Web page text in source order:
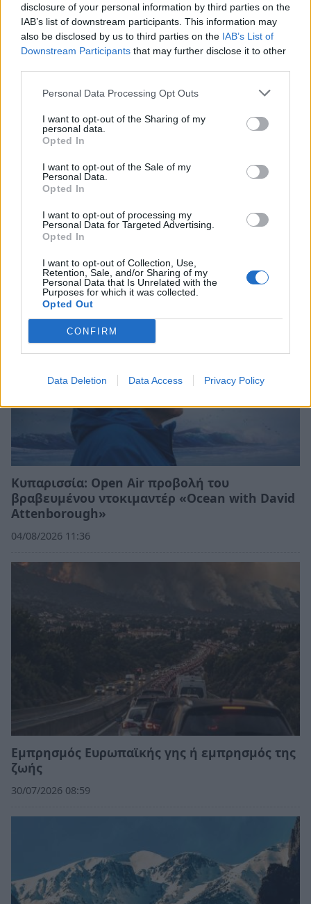
disclosure of your personal information by third parties on the
IAB’s list of downstream participants. This information may
also be disclosed by us to third parties on the IAB’s List of
Downstream Participants that may further disclose it to other
Personal Data Processing Opt Outs
I want to opt-out of the Sharing of my
personal data.
Opted In
I want to opt-out of the Sale of my
Personal Data.
Opted In
I want to opt-out of processing my
Personal Data for Targeted Advertising.
Opted In
I want to opt-out of Collection, Use,
Retention, Sale, and/or Sharing of my
Personal Data that Is Unrelated with the
Purposes for which it was collected.
Opted Out
CONFIRM
Data Deletion Data Access Privacy Policy
Σχετικά Άρθρα
Κυπαρισσία: Open Air προβολή του
βραβευμένου ντοκιμαντέρ «Ocean with David
Attenborough»
04/08/2026 11:36
Εμπρησμός Ευρωπαϊκής γης ή εμπρησμός της
ζωής
30/07/2026 08:59